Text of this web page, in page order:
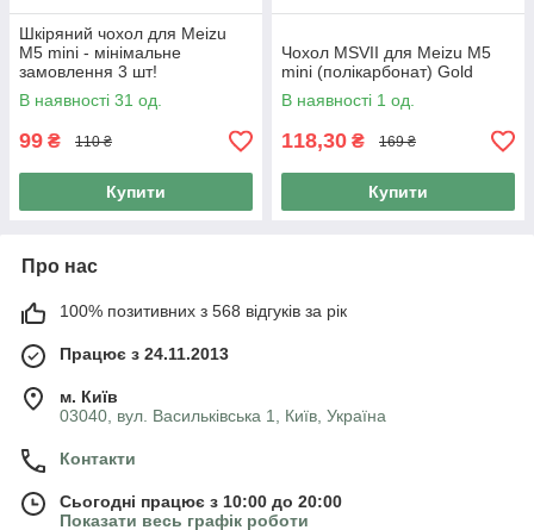
Шкіряний чохол для Meizu
M5 mini - мінімальне
замовлення 3 шт!
В наявності 31 од.
99 ₴ 110 ₴
Купити
Чохол MSVII для Meizu M5
mini (полікарбонат) Gold
В наявності 1 од.
118,30 ₴ 169 ₴
Купити
Про нас
100% позитивних з 568 відгуків за рік
Працює з 24.11.2013
м. Київ
03040, вул. Васильківська 1, Київ, Україна
Контакти
Сьогодні працює з 10:00 до 20:00
Показати весь графік роботи